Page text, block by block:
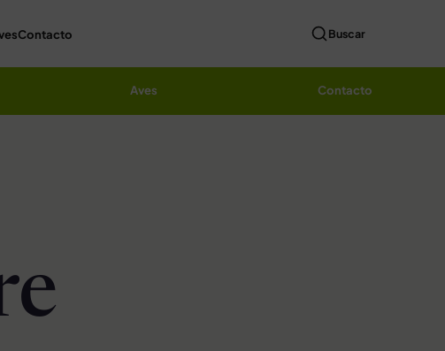
Contacto Buscar
Aves Contacto